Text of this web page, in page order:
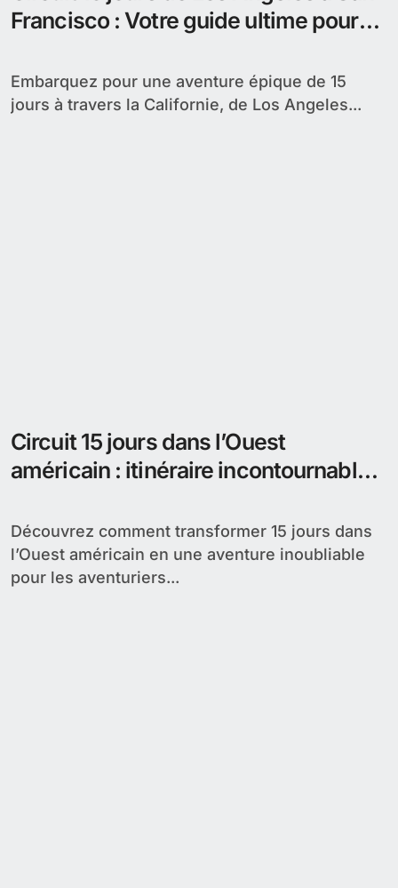
Francisco : Votre guide ultime pour
inoubliable
Embarquez pour une aventure épique de 15
jours à travers la Californie, de Los Angeles...
Circuit 15 jours dans l’Ouest
américain : itinéraire incontournable
Découvrez comment transformer 15 jours dans
l’Ouest américain en une aventure inoubliable
pour les aventuriers...